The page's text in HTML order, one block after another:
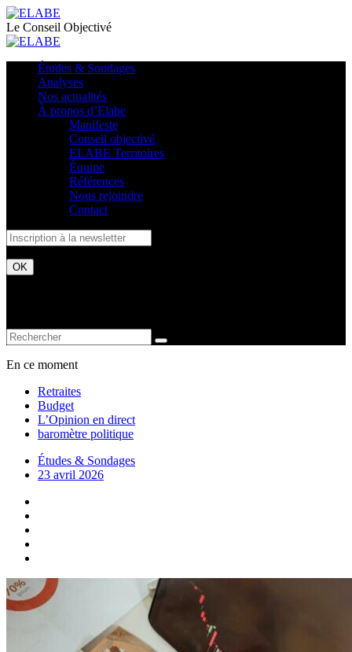
Le Conseil Objectivé
Études & Sondages
Analyses
Nos actualités
À propos d’Elabe
Manifeste
Conseil objectivé
ELABE Territoires
Équipe
Références
Nous rejoindre
Contact
En ce moment
Retraites
Budget
L’Opinion en direct
baromètre politique
Études & Sondages
23 avril 2026